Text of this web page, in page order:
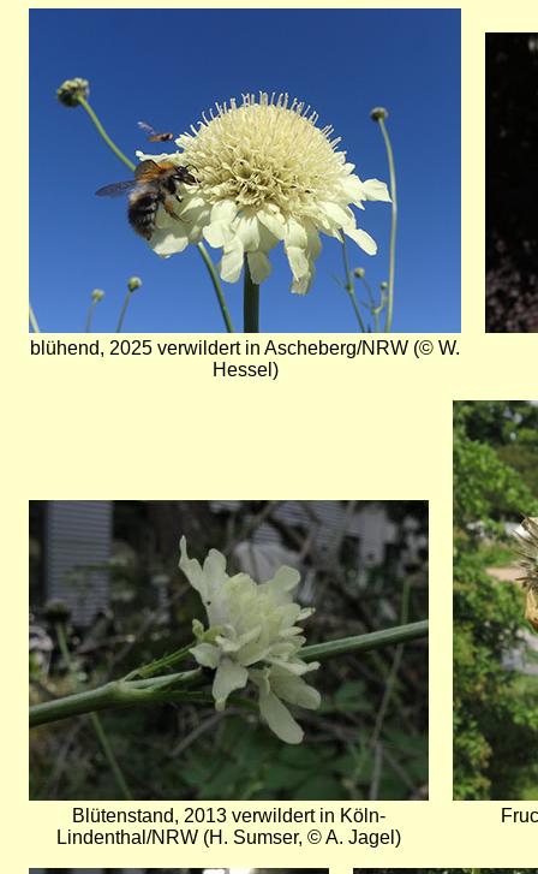
blühend, 2025 verwildert in Ascheberg/NRW (© W.
Hessel)
Blütenstand, 2013 verwildert in Köln-
Lindenthal/NRW (H. Sumser, © A. Jagel)
Bild